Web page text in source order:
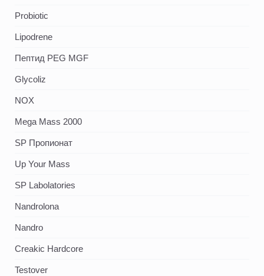
Probiotic
Lipodrene
Пептид PEG MGF
Glycoliz
NOX
Mega Mass 2000
SP Пропионат
Up Your Mass
SP Labolatories
Nandrolona
Nandro
Creakic Hardcore
Testover